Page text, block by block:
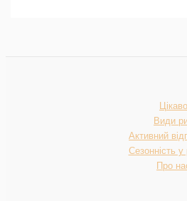
Цікаво
Види
Активний
Сезонність у
Про